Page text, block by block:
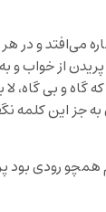
می‌افتد و در
از خواب و به
و بی گاه، لا
این کلمه
رودی بود